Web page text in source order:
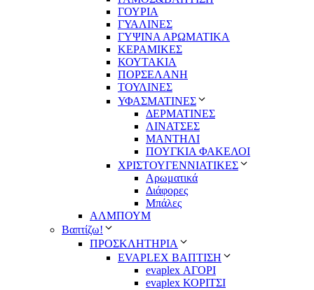
ΓΟΥΡΙΑ
ΓΥΑΛΙΝΕΣ
ΓΥΨΙΝΑ ΑΡΩΜΑΤΙΚΑ
ΚΕΡΑΜΙΚΕΣ
ΚΟΥΤΑΚΙΑ
ΠΟΡΣΕΛΑΝΗ
ΤΟΥΛΙΝΕΣ
ΥΦΑΣΜΑΤΙΝΕΣ
ΔΕΡΜΑΤΙΝΕΣ
ΛΙΝΑΤΣΕΣ
ΜΑΝΤΗΛΙ
ΠΟΥΓΚΙΑ ΦΑΚΕΛΟΙ
ΧΡΙΣΤΟΥΓΕΝΝΙΑΤΙΚΕΣ
Αρωματικά
Διάφορες
Μπάλες
ΑΛΜΠΟΥΜ
Βαπτίζω!
ΠΡΟΣΚΛΗΤΗΡΙΑ
EVAPLEX ΒΑΠΤΙΣΗ
evaplex ΑΓΟΡΙ
evaplex ΚΟΡΙΤΣΙ